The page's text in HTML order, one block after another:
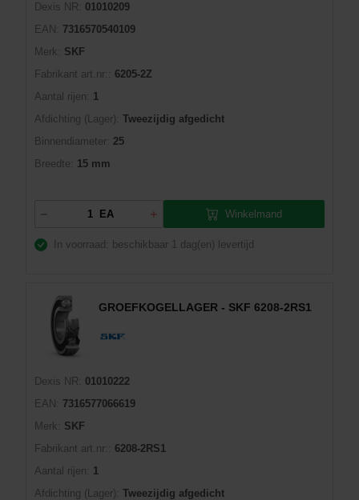
Dexis NR:
01010209
EAN:
7316570540109
Merk:
SKF
Fabrikant art.nr::
6205-2Z
Aantal rijen:
1
Afdichting (Lager): Tweezijdig afgedicht
Binnendiameter: 25
Breedte:
15 mm
EA Winkelmand
In voorraad: beschikbaar 1 dag(en) levertijd
GROEFKOGELLAGER - SKF 6208-2RS1
Dexis NR:
01010222
EAN:
7316577066619
Merk:
SKF
Fabrikant art.nr::
6208-2RS1
Aantal rijen:
1
Afdichting (Lager): Tweezijdig afgedicht